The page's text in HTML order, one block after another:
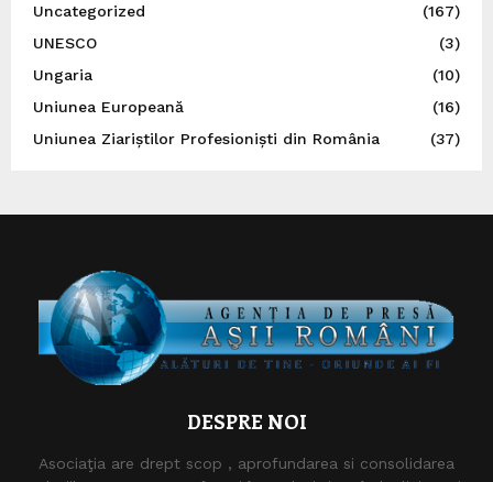
Uncategorized
(167)
UNESCO
(3)
Ungaria
(10)
Uniunea Europeană
(16)
Uniunea Ziariștilor Profesioniști din România
(37)
DESPRE NOI
Asociaţia are drept scop , aprofundarea si consolidarea